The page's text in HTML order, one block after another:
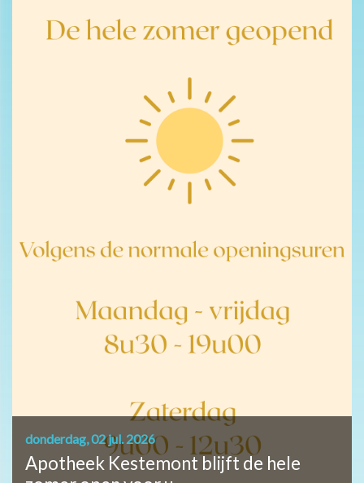
donderdag, 02 jul. 2026
Apotheek Kestemont blijft de hele